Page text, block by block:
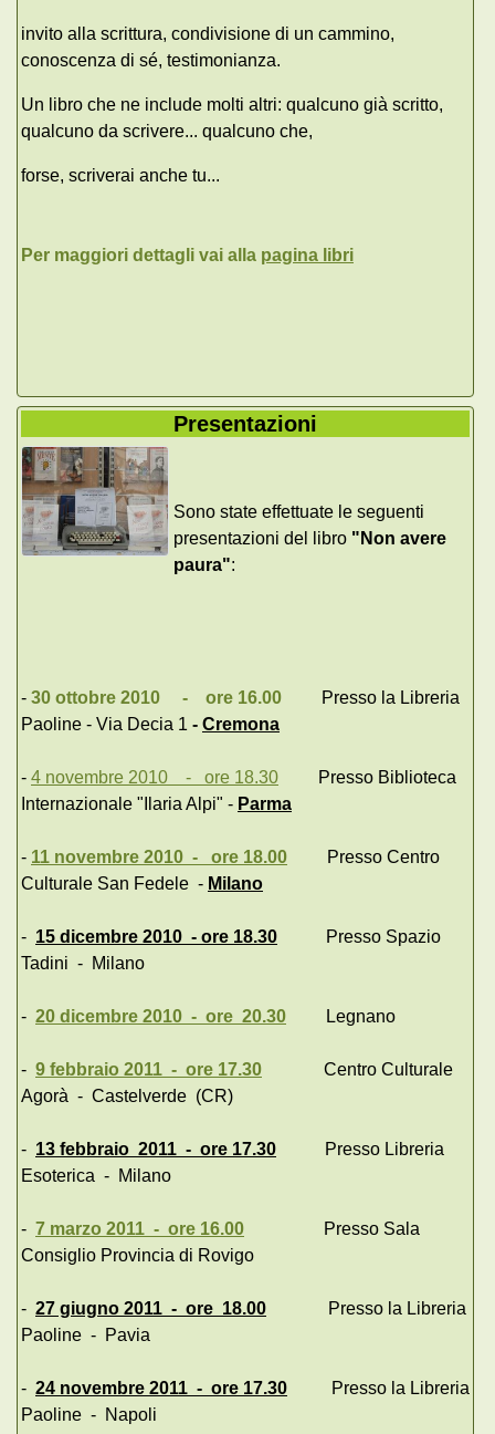
invito alla scrittura, condivisione di un cammino,
conoscenza di sé, testimonianza.
Un libro che ne include molti altri: qualcuno già scritto,
qualcuno da scrivere... qualcuno che,
forse, scriverai anche tu...
Per maggiori dettagli vai alla pagina libri
Presentazioni
Sono state effettuate le seguenti
presentazioni del libro "Non avere
paura":
- 30 ottobre 2010 - ore 16.00
Presso la Libreria
Paoline - Via Decia 1 - Cremona
- 4 novembre 2010 - ore 18.30 Presso Biblioteca
Internazionale "Ilaria Alpi" - Parma
- 11 novembre 2010 - ore 18.00 Presso Centro
Culturale San Fedele - Milano
- 15 dicembre 2010 - ore 18.30 Presso Spazio
Tadini - Milano
- 20 dicembre 2010 - ore 20.30 Legnano
- 9 febbraio 2011 - ore 17.30 Centro Culturale
Agorà - Castelverde (CR)
- 13 febbraio 2011 - ore 17.30 Presso Libreria
Esoterica - Milano
- 7 marzo 2011 - ore 16.00 Presso Sala
Consiglio Provincia di Rovigo
- 27 giugno 2011 - ore 18.00
Presso la Libreria
Paoline - Pavia
- 24 novembre 2011 - ore 17.30 Presso la Libreria
Paoline - Napoli